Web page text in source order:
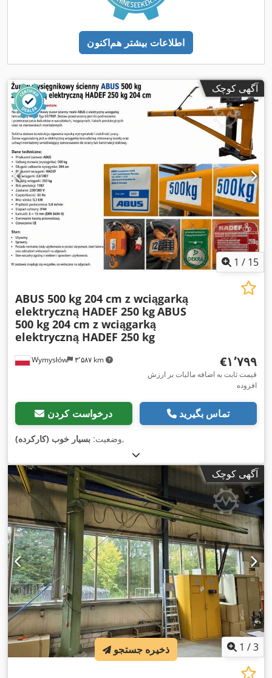
اطلاعات بیشتر هم‌اکنون
آگهی کوچک
1 / 15
Wymysłów ۳٬۵۸۷ km
ABUS 500 kg 204 cm z wciągarką
elektryczną HADEF 250 kgABUS
500 kg 204 cm z wciągarką
elektryczną HADEF 250 kg
‎€۱٬۷۹۹
قیمت ثابت به اضافه مالیات بر ارزش
افزوده
درخواست کردن تماس بگیرید
وضعیت: بسیار خوب (کارکرده) ,
آگهی کوچک
1 /3 ذخیره جستجو